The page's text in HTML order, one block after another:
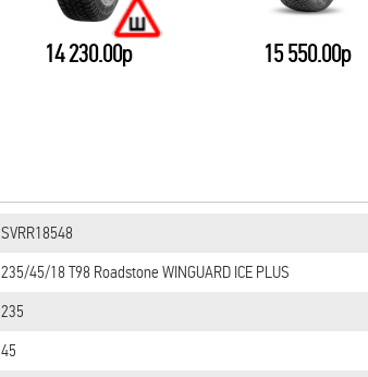
14 230.00р 15 550.00р
SVRR18548
235/45/18 T98 Roadstone WINGUARD ICE PLUS
235
45